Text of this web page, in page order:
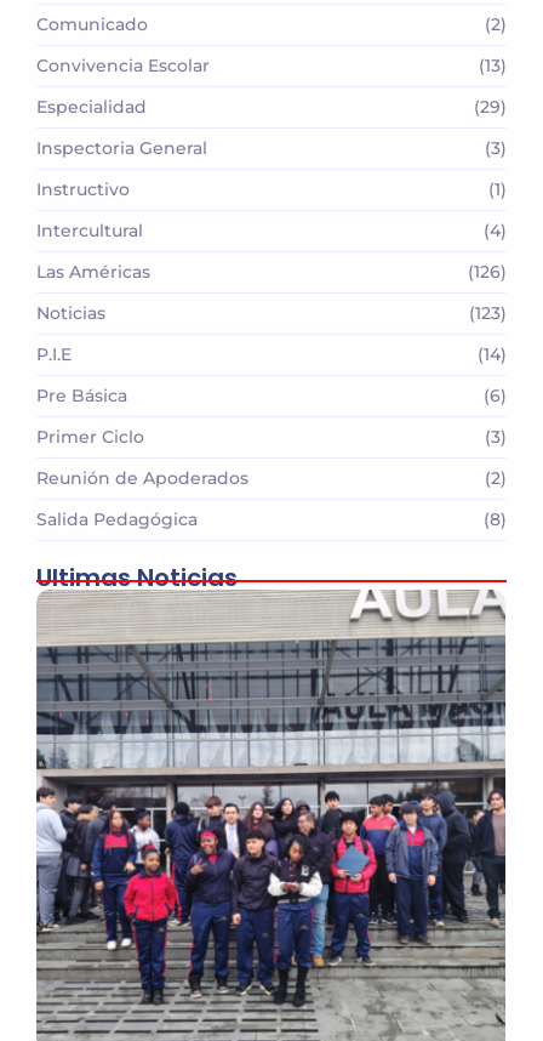
Comunicado
(2)
Convivencia Escolar
(13)
Especialidad
(29)
Inspectoria General
(3)
Instructivo
(1)
Intercultural
(4)
Las Américas
(126)
Noticias
(123)
P.I.E
(14)
Pre Básica
(6)
Primer Ciclo
(3)
Reunión de Apoderados
(2)
Salida Pedagógica
(8)
Ultimas Noticias